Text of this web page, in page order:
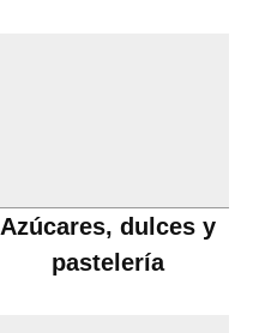
Azúcares, dulces y
pastelería